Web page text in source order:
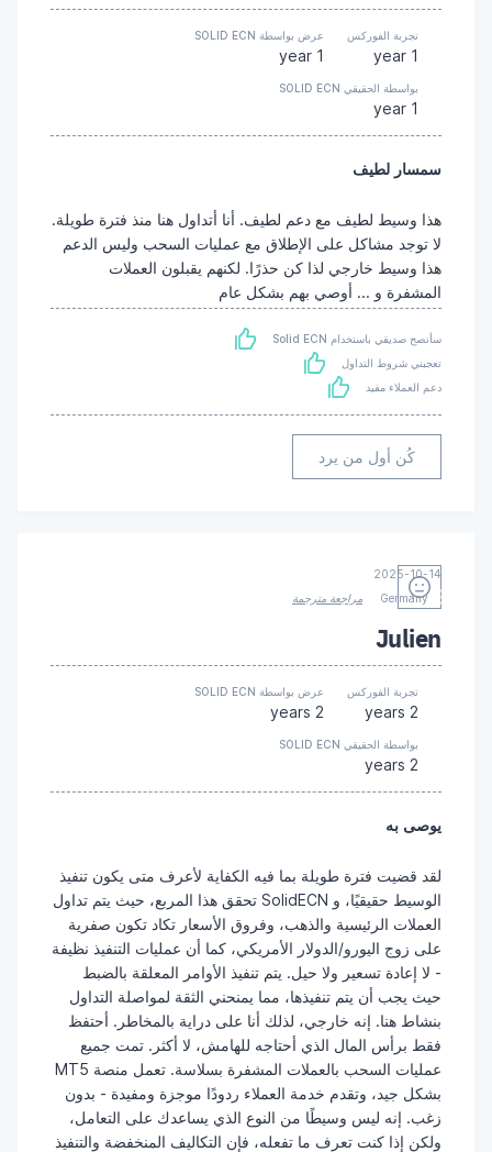
تجربة الفوركس
1 year
عرض بواسطة SOLID ECN
1 year
بواسطة الحقيقي SOLID ECN
1 year
سمسار لطيف
هذا وسيط لطيف مع دعم لطيف. أنا أتداول هنا منذ فترة طويلة.
لا توجد مشاكل على الإطلاق مع عمليات السحب وليس الدعم
هذا وسيط خارجي لذا كن حذرًا. لكنهم يقبلون العملات
المشفرة و ... أوصي بهم بشكل عام
سأنصح صديقي باستخدام Solid ECN
تعجبني شروط التداول
دعم العملاء مفيد
كُن أول من يرد
2025-10-14
Germany
مراجعة مترجمة
Julien
تجربة الفوركس
2 years
عرض بواسطة SOLID ECN
2 years
بواسطة الحقيقي SOLID ECN
2 years
يوصى به
لقد قضيت فترة طويلة بما فيه الكفاية لأعرف متى يكون تنفيذ
الوسيط حقيقيًا، و SolidECN تحقق هذا المربع، حيث يتم تداول
العملات الرئيسية والذهب، وفروق الأسعار تكاد تكون صفرية
على زوج اليورو/الدولار الأمريكي، كما أن عمليات التنفيذ نظيفة
- لا إعادة تسعير ولا حيل. يتم تنفيذ الأوامر المعلقة بالضبط
حيث يجب أن يتم تنفيذها، مما يمنحني الثقة لمواصلة التداول
بنشاط هنا. إنه خارجي، لذلك أنا على دراية بالمخاطر. أحتفظ
فقط برأس المال الذي أحتاجه للهامش، لا أكثر. تمت جميع
عمليات السحب بالعملات المشفرة بسلاسة. تعمل منصة MT5
بشكل جيد، وتقدم خدمة العملاء ردودًا موجزة ومفيدة - بدون
زغب. إنه ليس وسيطًا من النوع الذي يساعدك على التعامل،
ولكن إذا كنت تعرف ما تفعله، فإن التكاليف المنخفضة والتنفيذ